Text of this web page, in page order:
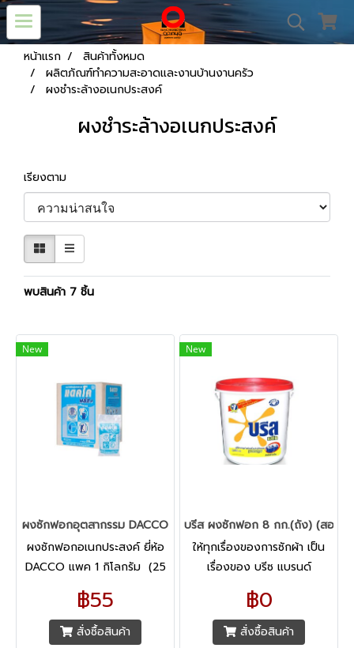
หน้าแรก
สินค้าทั้งหมด
ผลิตภัณฑ์ทำความสะอาดและงานบ้านงานครัว
ผงชำระล้างอเนกประสงค์
ผงชำระล้างอเนกประสงค์
เรียงตาม
พบสินค้า 7 ชิ้น
New
ผงซักฟอกอุตสากรรม DACCO
ผงซักฟอกอเนกประสงค์ ยี่ห้อ
DACCO แพค 1 กิโลกรัม (25
กิโลกรัม) คุณสมบัติ -ผง
ซักฟอกอเนกประสงค์
฿55
สั่งซื้อสินค้า
New
บรีส ผงซักฟอก 8 กก.(ถัง) (สอบถา
ให้ทุกเรื่องของการซักผ้า เป็น
เรื่องของ บรีซ แบรนด์
ผลิตภัณฑ์ซักผ้าที่คุณมั่นใจได้
สูตรมาตรฐาน
฿0
สั่งซื้อสินค้า